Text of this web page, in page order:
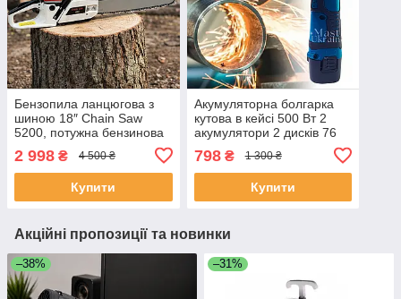
Бензопила ланцюгова з
шиною 18″ Chain Saw
5200, потужна бензинова
пила для дров, садових та
будівельних робіт, MS-461
2 998 ₴ 4 500 ₴
Купити
Акумуляторна болгарка
кутова в кейсі 500 Вт 2
акумулятори 2 дисків 76
мА·год TT-25-Blue
798₴ 1 300 ₴
Купити
Акційні пропозиції та новинки
–38% –31%